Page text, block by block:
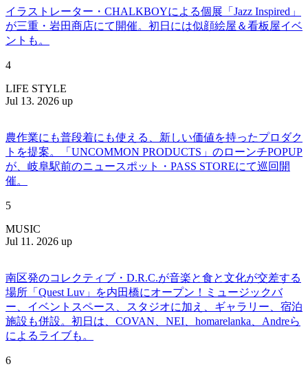
イラストレーター・CHALKBOYによる個展「Jazz Inspired」
が三重・岩田商店にて開催。初日には似顔絵屋＆看板屋イベ
ントも。
4
LIFE STYLE
Jul 13. 2026 up
農作業にも普段着にも使える、新しい価値を持ったプロダク
トを提案。「UNCOMMON PRODUCTS」のローンチPOPUP
が、岐阜駅前のニュースポット・PASS STOREにて巡回開
催。
5
MUSIC
Jul 11. 2026 up
南区発のコレクティブ・D.R.C.が⾳楽と⾷と⽂化が交差する
場所「Quest Luv」を内田橋にオープン！ミュージックバ
ー、イベントスペース、スタジオに加え、ギャラリー、宿泊
施設も併設。初日は、COVAN、NEI、homarelanka、Andreら
によるライブも。
6